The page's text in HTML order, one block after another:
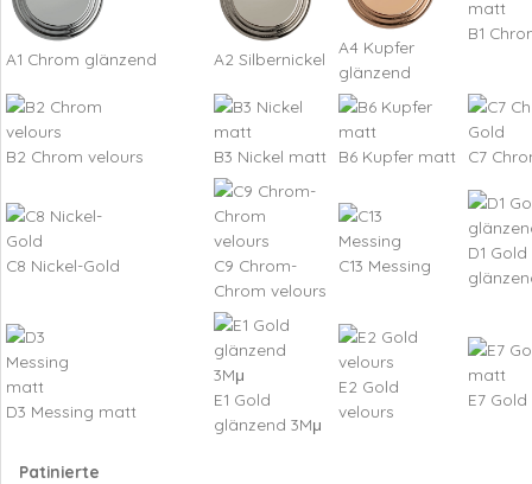
A1 Chrom glänzend A2 Silbernickel
A4 Kupfer
glänzend
B1
B2 Chrom velours B3 Nickel matt B6 Kupfer matt C7
C8 Nickel-Gold
C9 Chrom-
Chrom velours
C13 Messing
D1 Gold
D3 Messing matt
E1 Gold
glänzend 3Mμ
E2 Gold
velours
E7
Patinierte